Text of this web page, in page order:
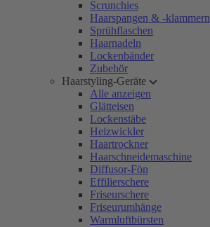
Scrunchies
Haarspangen & -klammern
Sprühflaschen
Haarnadeln
Lockenbänder
Zubehör
Haarstyling-Geräte
Alle anzeigen
Glätteisen
Lockenstäbe
Heizwickler
Haartrockner
Haarschneidemaschine
Diffusor-Fön
Effilierschere
Friseurschere
Friseurumhänge
Warmluftbürsten